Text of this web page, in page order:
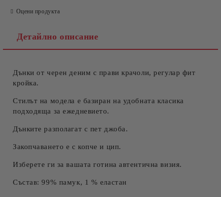
Съгласен съм сПолитиката за лични данни
Оцени продукта
Детайлно описание
Дънки от черен деним с прави крачоли, регулар фит
кройка.
Стилът на модела е базиран на удобната класика
подходяща за ежедневието.
Дънките разполагат с пет джоба.
Закопчаването е с копче и цип.
Изберете ги за вашата готина автентична визия.
Състав: 99% памук, 1 % еластан